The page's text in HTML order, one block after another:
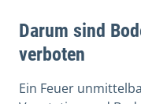
Darum sind
verboten
Ein Feuer